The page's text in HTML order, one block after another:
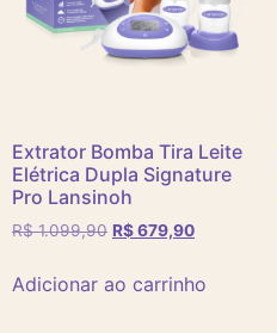
Extrator Bomba Tira Leite
Elétrica Dupla Signature
Pro Lansinoh
R$1.099,90 R$679,90
Adicionar ao carrinho